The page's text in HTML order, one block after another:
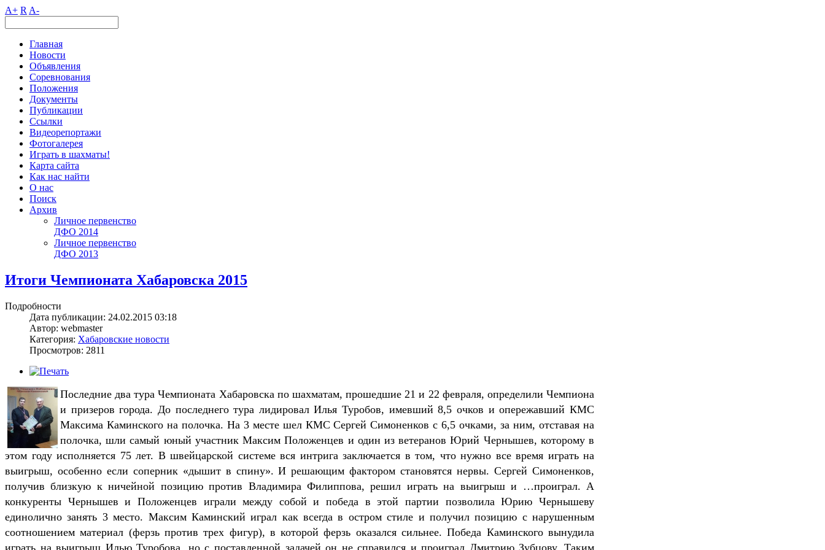
A+ R A-
Главная
Новости
Объявления
Соревнования
Положения
Документы
Публикации
Ссылки
Видеорепортажи
Фотогалерея
Играть в шахматы!
Карта сайта
Как нас найти
О нас
Поиск
Архив
Личное первенство
ДФО 2014
Личное первенство
ДФО 2013
Итоги Чемпионата Хабаровска 2015
Подробности
Дата публикации: 24.02.2015 03:18
Автор: webmaster
Категория: Хабаровские новости
Просмотров: 2811
Последние два тура Чемпионата Хабаровска по шахматам, прошедшие 21 и 22 февраля, определили Чемпиона
и призеров города. До последнего тура лидировал Илья Туробов, имевший 8,5 очков и опережавший КМС
Максима Каминского на полочка. На 3 месте шел КМС Сергей Симоненков с 6,5 очками, за ним, отставая на
полочка, шли самый юный участник Максим Положенцев и один из ветеранов Юрий Чернышев, которому в
этом году исполняется 75 лет. В швейцарской системе вся интрига заключается в том, что нужно все время играть на
выигрыш, особенно если соперник «дышит в спину». И решающим фактором становятся нервы. Сергей Симоненков,
получив близкую к ничейной позицию против Владимира Филиппова, решил играть на выигрыш и …проиграл. А
конкуренты Чернышев и Положенцев играли между собой и победа в этой партии позволила Юрию Чернышеву
единолично занять 3 место. Максим Каминский играл как всегда в остром стиле и получил позицию с нарушенным
соотношением материал (ферзь против трех фигур), в которой ферзь оказался сильнее. Победа Каминского вынудила
играть на выигрыш Илью Туробова, но с поставленной задачей он не справился и проиграл Дмитрию Зубцову. Таким